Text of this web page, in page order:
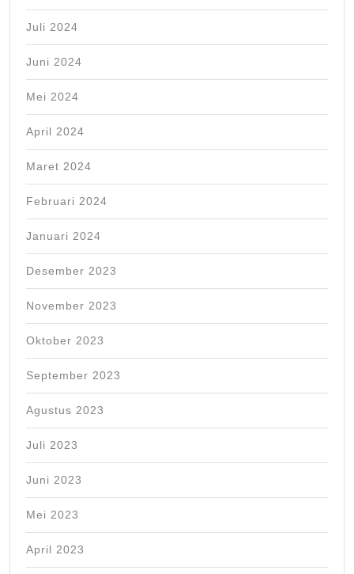
Juli 2024
Juni 2024
Mei 2024
April 2024
Maret 2024
Februari 2024
Januari 2024
Desember 2023
November 2023
Oktober 2023
September 2023
Agustus 2023
Juli 2023
Juni 2023
Mei 2023
April 2023